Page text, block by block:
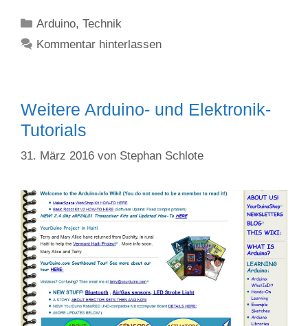
Kategorien
Arduino,Technik
Kommentar hinterlassen
Weitere Arduino- und Elektronik-
Tutorials
31. März 2016 von Stephan Schlote